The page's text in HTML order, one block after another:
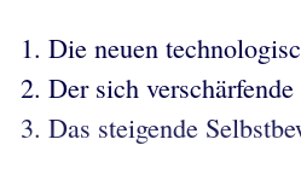
Die neuen
Der sich
Das steigende